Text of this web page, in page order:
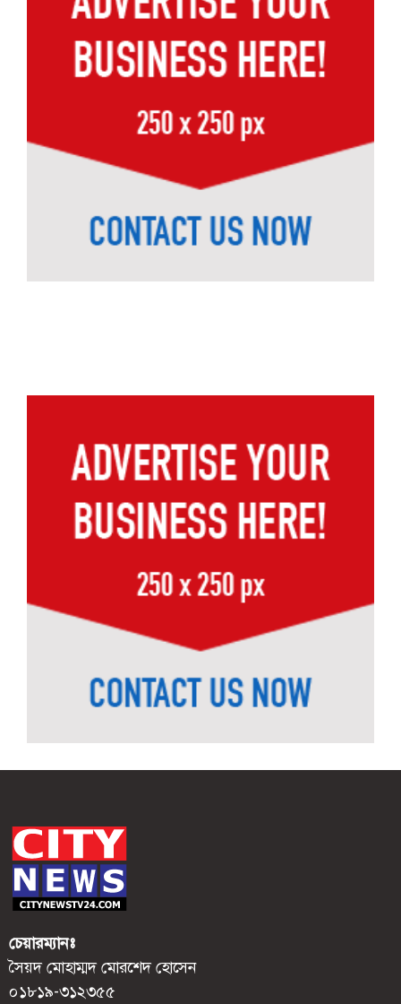
চেয়ারম্যানঃ
সৈয়দ মোহাম্মদ মোরশেদ হোসেন
০১৮১৯-৩১২৩৫৫